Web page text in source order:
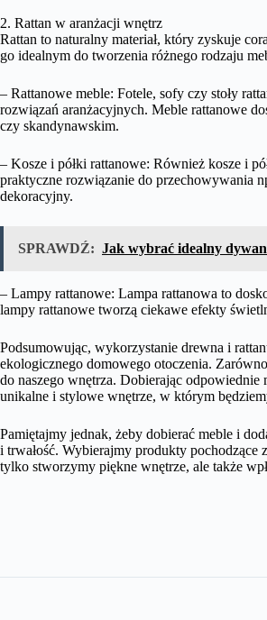
2. Rattan w aranżacji wnętrz
Rattan to naturalny materiał, który zyskuje
go idealnym do tworzenia różnego rodzaju
– Rattanowe meble: Fotele, sofy czy stoły
rozwiązań aranżacyjnych. Meble rattanowe
czy skandynawskim.
– Kosze i półki rattanowe: Również kosze i
praktyczne rozwiązanie do przechowywania
dekoracyjny.
SPRAWDŹ: Jak wybrać idealny
– Lampy rattanowe: Lampa rattanowa to
lampy rattanowe tworzą ciekawe efekty
Podsumowując, wykorzystanie drewna i
ekologicznego domowego otoczenia.
do naszego wnętrza. Dobierając
unikalne i stylowe wnętrze, w którym
Pamiętajmy jednak, żeby dobierać meble i
i trwałość. Wybierajmy produkty pochodzące
tylko stworzymy piękne wnętrze, ale także